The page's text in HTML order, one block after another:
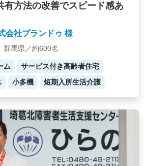
有方法の改善でスピード感あ
会社プランドゥ 様
群馬県／約600名
ム
サービス付き高齢者住宅
小多機 短期入所生活介護